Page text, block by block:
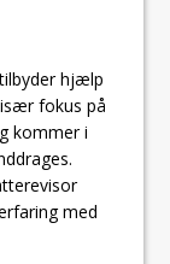
hjælp
fokus på
kommer i
med